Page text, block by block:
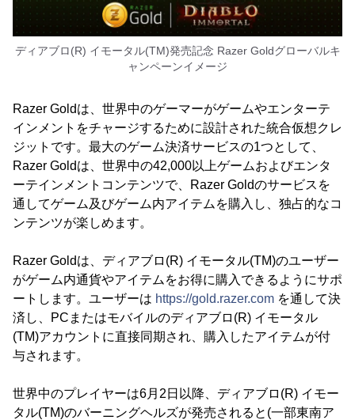
ディアブロ(R) イモータル(TM)発売記念 Razer Goldグローバルキ
ャンペーンイメージ
Razer Goldは、世界中のゲーマーがゲームやエンターテ
インメントをチャージするために設計された統合仮想クレ
ジットです。最大のゲーム決済サービスの1つとして、
Razer Goldは、世界中の42,000以上ゲームおよびエンタ
ーテインメントコンテンツで、Razer Goldのサービスを
通してゲーム及びゲーム内アイテムを購入し、独占的なコ
ンテンツが楽しめます。
Razer Goldは、ディアブロ(R) イモータル(TM)のユーザー
がゲーム内通貨やアイテムをお得に購入できるようにサポ
ートします。ユーザーは https://gold.razer.com を通して決
済し、PCまたはモバイルのディアブロ(R) イモータル
(TM)アカウントに直接同期され、購入したアイテムが付
与されます。
世界中のプレイヤーは6月2日以降、ディアブロ(R) イモー
タル(TM)のバーニングヘルズが発売されると(一部東南ア